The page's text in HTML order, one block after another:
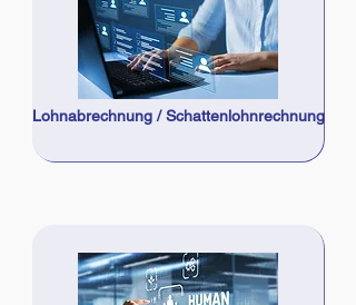
Lohnabrechnung / Schattenlohnrechnung